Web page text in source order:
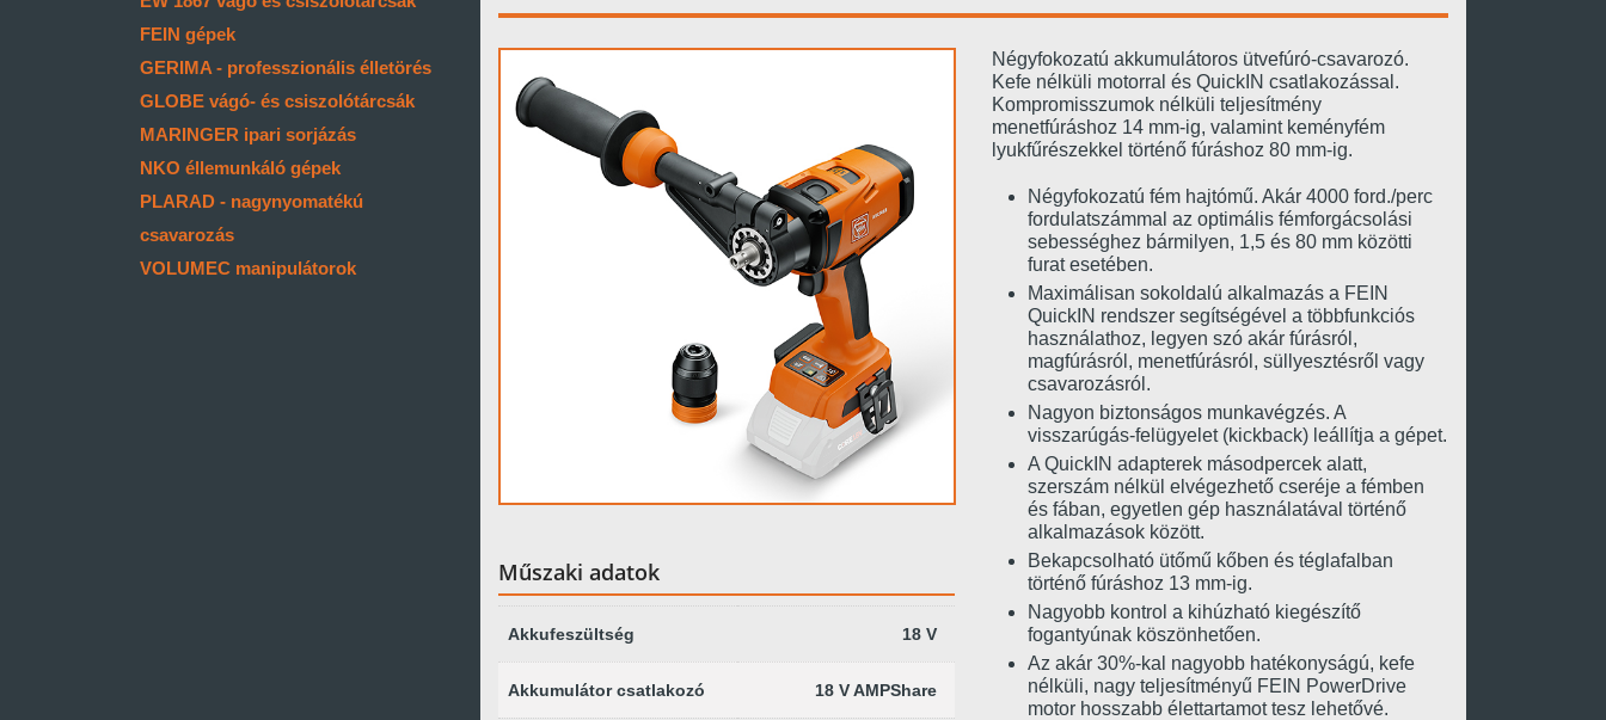
FEIN gépek
GERIMA - professzionális élletörés
GLOBE vágó- és csiszolótárcsák
MARINGER ipari sorjázás
NKO éllemunkáló gépek
PLARAD - nagynyomatékú
csavarozás
VOLUMEC manipulátorok
Műszaki adatok
Akkufeszültség 18 V
Akkumulátor csatlakozó 18 V AMPShare
Négyfokozatú akkumulátoros ütvefúró-csavarozó.
Kefe nélküli motorral és QuickIN csatlakozással.
Kompromisszumok nélküli teljesítmény
menetfúráshoz 14 mm-ig, valamint keményfém
lyukfűrészekkel történő fúráshoz 80 mm-ig.
Négyfokozatú fém hajtómű. Akár 4000 ford./perc
fordulatszámmal az optimális fémforgácsolási
sebességhez bármilyen, 1,5 és 80 mm közötti
furat esetében.
Maximálisan sokoldalú alkalmazás a FEIN
QuickIN rendszer segítségével a többfunkciós
használathoz, legyen szó akár fúrásról,
magfúrásról, menetfúrásról, süllyesztésről vagy
csavarozásról.
Nagyon biztonságos munkavégzés. A
visszarúgás-felügyelet (kickback) leállítja a gépet.
A QuickIN adapterek másodpercek alatt,
szerszám nélkül elvégezhető cseréje a fémben
és fában, egyetlen gép használatával történő
alkalmazások között.
Bekapcsolható ütőmű kőben és téglafalban
történő fúráshoz 13 mm-ig.
Nagyobb kontrol a kihúzható kiegészítő
fogantyúnak köszönhetően.
Az akár 30%-kal nagyobb hatékonyságú, kefe
nélküli, nagy teljesítményű FEIN PowerDrive
motor hosszabb élettartamot tesz lehetővé.